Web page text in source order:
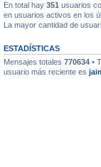
En total hay 351 usuarios
en usuarios activos en los
La mayor cantidad de
ESTADÍSTICAS
Mensajes totales 770634 •
usuario más reciente es